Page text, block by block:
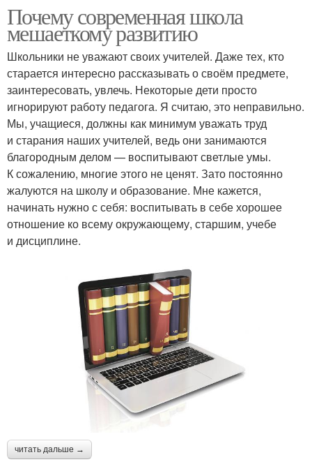
Почему современная школа
мешаеткому развитию
Школьники не уважают своих учителей. Даже тех, кто
старается интересно рассказывать о своём предмете,
заинтересовать, увлечь. Некоторые дети просто
игнорируют работу педагога. Я считаю, это неправильно.
Мы, учащиеся, должны как минимум уважать труд
и старания наших учителей, ведь они занимаются
благородным делом — воспитывают светлые умы.
К сожалению, многие этого не ценят. Зато постоянно
жалуются на школу и образование. Мне кажется,
начинать нужно с себя: воспитывать в себе хорошее
отношение ко всему окружающему, старшим, учебе
и дисциплине.
читать дальше →